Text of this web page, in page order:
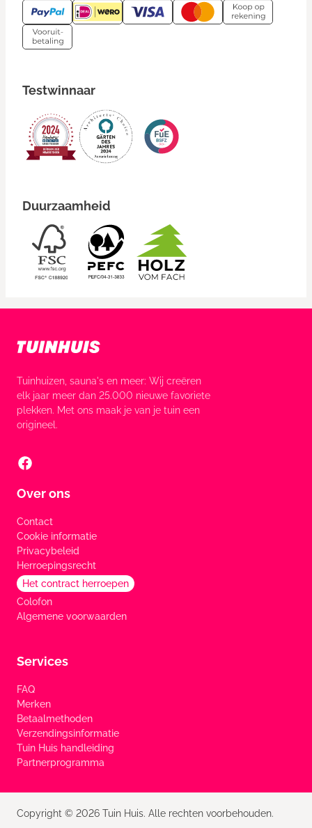
Testwinnaar
Duurzaamheid
Tuinhuizen, sauna's en meer: Wij creëren
elk jaar meer dan 25.000 nieuwe favoriete
plekken. Met ons maak je van je tuin een
origineel.
Over ons
Contact
Cookie informatie
Privacybeleid
Herroepingsrecht
Het contract herroepen
Colofon
Algemene voorwaarden
Services
FAQ
Merken
Betaalmethoden
Verzendingsinformatie
Tuin Huis handleiding
Partnerprogramma
Copyright © 2026 Tuin Huis. Alle rechten voorbehouden.